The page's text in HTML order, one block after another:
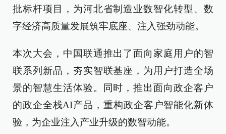
批标杆项目，为河北省制造业数智化转型、数
字经济高质量发展筑牢底座、注入强劲动能。
本次大会，中国联通推出了面向家庭用户的智
联系列新品，夯实智联基座，为用户打造全场
景的智慧生活体验。同时，推出面向政企客户
的政企全栈AI产品，重构政企客户智能化新体
验，为企业注入产业升级的数智动能。